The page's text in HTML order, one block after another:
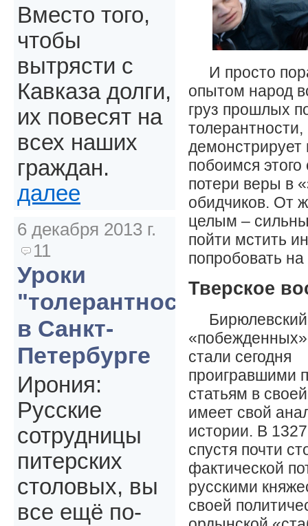
И просто
опытом народ
груз прошлых
демонстрирует
побоимся
потери веры в
обидчиков. От
целым –
пойти мстить
попробовать
Тверское
стали сегодня
проигравшими
статьям в
имеет свой
истории. В 1327
спустя почти
фактической
русскими
своей
Вместо того,
чтобы
вытрясти с
Кавказа долги,
их повесят на
всех наших
граждан.
далее
6 декабря 2013 г.
11
Уроки
"толерантности"
в Санкт-
Петербурге
Ирония:
Русские
сотрудницы
питерских
столовых, вы
все ещё по-